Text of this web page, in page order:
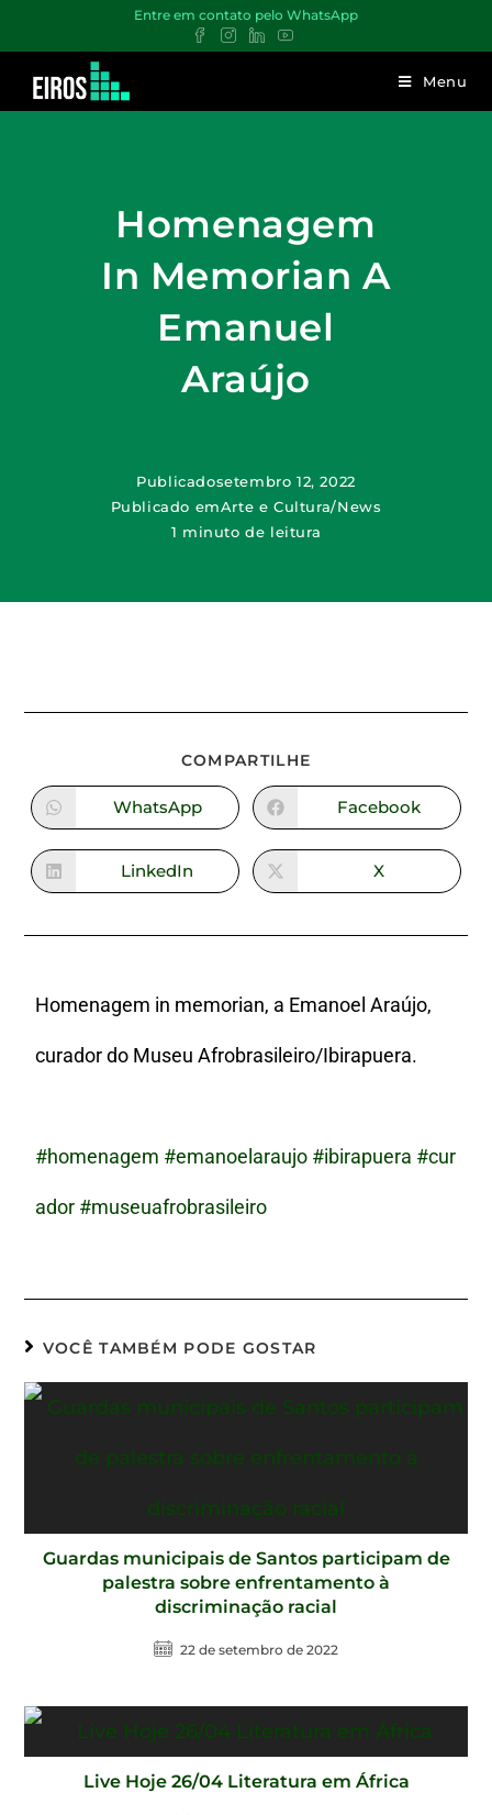
Entre em contato pelo WhatsApp
Menu
Homenagem
In Memorian A
Emanuel
Araújo
Publicadosetembro 12, 2022
Publicado emArte e Cultura/News
1 minuto de leitura
COMPARTILHE
WhatsApp Facebook
LinkedIn X
Homenagem in memorian, a Emanoel Araújo,
curador do Museu Afrobrasileiro/Ibirapuera.
#homenagem #emanoelaraujo #ibirapuera #cur
ador #museuafrobrasileiro
VOCÊ TAMBÉM PODE GOSTAR
Guardas municipais de Santos participam de
palestra sobre enfrentamento à
discriminação racial
22 de setembro de 2022
Live Hoje 26/04 Literatura em África